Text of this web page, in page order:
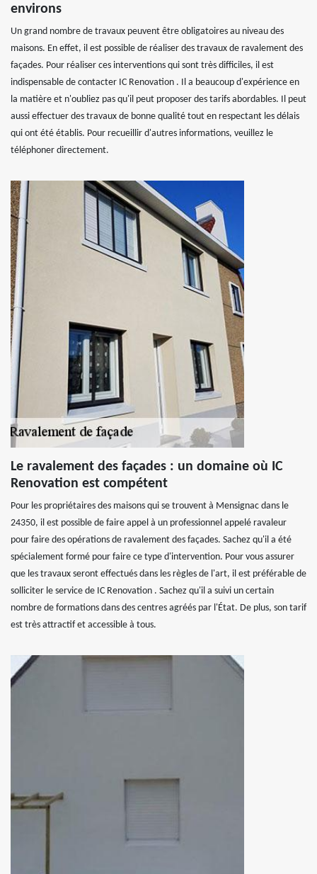
environs
Un grand nombre de travaux peuvent être obligatoires au niveau des
maisons. En effet, il est possible de réaliser des travaux de ravalement des
façades. Pour réaliser ces interventions qui sont très difficiles, il est
indispensable de contacter IC Renovation . Il a beaucoup d'expérience en
la matière et n'oubliez pas qu'il peut proposer des tarifs abordables. Il peut
aussi effectuer des travaux de bonne qualité tout en respectant les délais
qui ont été établis. Pour recueillir d'autres informations, veuillez le
téléphoner directement.
Le ravalement des façades : un domaine où IC
Renovation est compétent
Pour les propriétaires des maisons qui se trouvent à Mensignac dans le
24350, il est possible de faire appel à un professionnel appelé ravaleur
pour faire des opérations de ravalement des façades. Sachez qu'il a été
spécialement formé pour faire ce type d'intervention. Pour vous assurer
que les travaux seront effectués dans les règles de l'art, il est préférable de
solliciter le service de IC Renovation . Sachez qu'il a suivi un certain
nombre de formations dans des centres agréés par l'État. De plus, son tarif
est très attractif et accessible à tous.